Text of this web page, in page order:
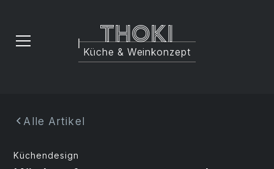
Thoki
Küche & Weinkonzept
Alle Artikel
Küchendesign